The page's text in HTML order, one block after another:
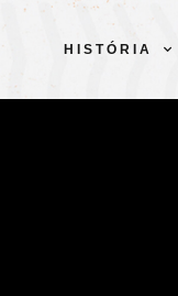
HISTÓRIA
CLUBE